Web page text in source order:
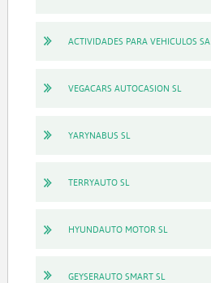
ACTIVIDADES PARA VEHICULOS SA
VEGACARS AUTOCASION SL
YARYNABUS SL
TERRYAUTO SL
HYUNDAUTO MOTOR SL
GEYSERAUTO SMART SL